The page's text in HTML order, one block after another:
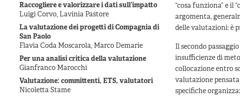
Raccogliere e valorizzare i dati sull’impatto
Luigi Corvo, Lavinia Pastore
La valutazione dei progetti di Compagnia di
San Paolo
Flavia Coda Moscarola, Marco Demarie
Per una analisi critica della valutazione
Gianfranco Marocchi
Valutazione: committenti, ETS, valutatori
Nicoletta Stame
“cosa funziona” e il
argomenta,
delle valutazioni: è
Il secondo
insufficienze di
collocazione entro
valutazione
specifiche